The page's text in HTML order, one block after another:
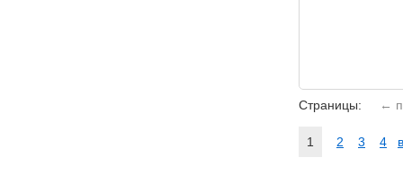
Страницы: ←
1 2 3 4